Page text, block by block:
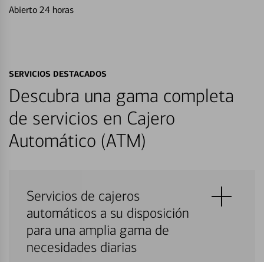
Abierto 24 horas
SERVICIOS DESTACADOS
Descubra una gama completa
de servicios en Cajero
Automático (ATM)
Servicios de cajeros
automáticos a su disposición
para una amplia gama de
necesidades diarias